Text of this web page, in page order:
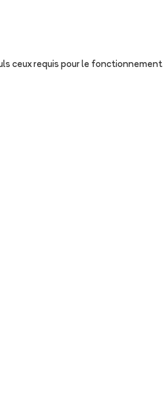
ceux requis pour le fonctionnement